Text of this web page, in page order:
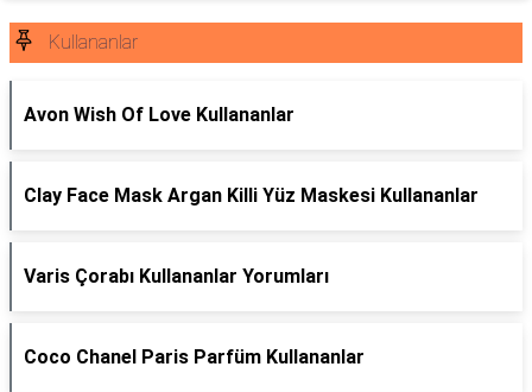
Kullananlar
Avon Wish Of Love Kullananlar
Clay Face Mask Argan Killi Yüz Maskesi Kullananlar
Varis Çorabı Kullananlar Yorumları
Coco Chanel Paris Parfüm Kullananlar